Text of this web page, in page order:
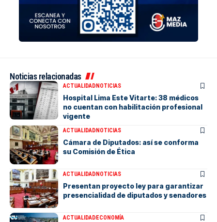
Noticias relacionadas
ACTUALIDADNOTICIAS
Hospital Lima Este Vitarte: 38 médicos
no cuentan con habilitación profesional
vigente
ACTUALIDADNOTICIAS
Cámara de Diputados: así se conforma
su Comisión de Ética
ACTUALIDADNOTICIAS
Presentan proyecto ley para garantizar
presencialidad de diputados y senadores
ACTUALIDADECONOMÍA